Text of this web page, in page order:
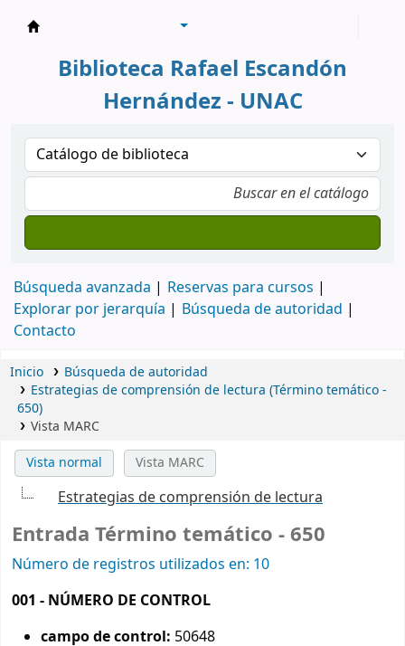
Biblioteca Rafael Escandón
Hernández - UNAC
Búsqueda avanzada
Reservas para cursos
Explorar por jerarquía
Búsqueda de autoridad
Contacto
Inicio
Búsqueda de autoridad
Estrategias de comprensión de lectura (Término temático -
650)
Vista MARC
Vista normal Vista MARC
Estrategias de comprensión de lectura
Entrada Término temático - 650
Número de registros utilizados en: 10
001 - NÚMERO DE CONTROL
campo de control: 50648